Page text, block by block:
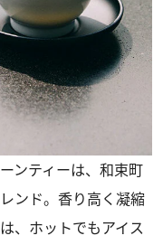
ンティーは、和束町
ンド。香り高く凝縮
、ホットでもアイス